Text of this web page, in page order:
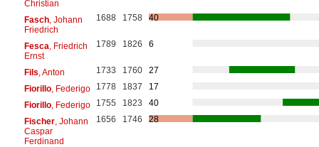
Christian
Fasch, Johann
Friedrich
1688 1758 40
Fesca , Friedrich
Ernst
1789 1826 6
Fils , Anton 1733 1760
27
Fiorillo, Federigo 1778 1837
17
Fiorillo, Federigo 1755 1823
40
Fischer, Johann
Caspar
Ferdinand
1656 1746 28